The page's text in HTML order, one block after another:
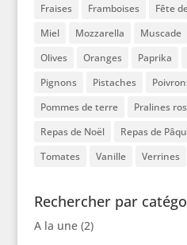
Fraises Framboises Fête
Miel
Mozzarella Muscade
Olives
Oranges Paprika
Pignons
Pistaches
Pommes de terre
Pralines
Repas de Noël
Repas de
Tomates
Vanille Verrines
Rechercher par
A la une(2)